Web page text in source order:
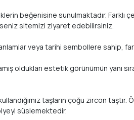
beğenisine sunulmaktadır. Farklı
sitemizi ziyaret edebilirsiniz.
veya tarihi sembollere sahip,
oldukları estetik görünümün yanı
taşların çoğu zircon taştır.
süslemektedir.